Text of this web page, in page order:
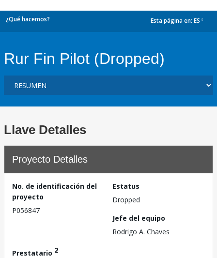
¿Qué hacemos? Esta página en: ES
Rur Fin Pilot (Dropped)
Llave Detalles
Proyecto Detalles
No. de identificación del
proyecto
P056847
Estatus
Dropped
Jefe del equipo
Rodrigo A. Chaves
Prestatario 2